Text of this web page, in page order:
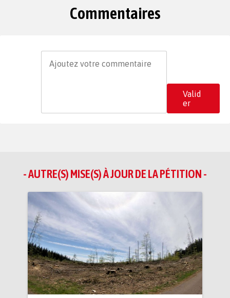
Commentaires
Valid
er
- AUTRE(S) MISE(S) À JOUR DE LA PÉTITION -